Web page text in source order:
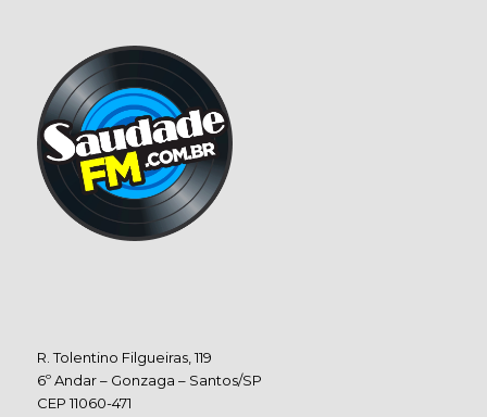
R. Tolentino Filgueiras, 119
6º Andar – Gonzaga – Santos/SP
CEP 11060-471